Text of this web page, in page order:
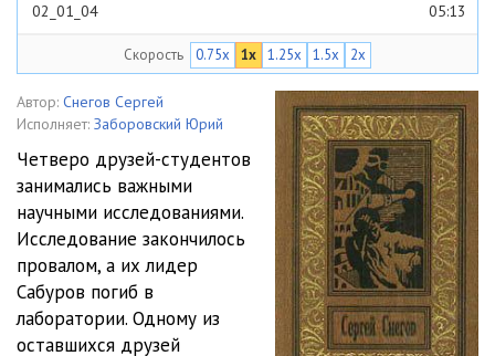
02_01_04 05:13
02_01_06 05:04
01:39
02_02_01 05:28
02_02_02 05:22
02_02_03 05:29
02_02_04 05:18
Скорость 0.75x 1x 1.25x 1.5x 2x
Автор: Снегов Сергей
Исполняет: Заборовский Юрий
Четверо друзей-студентов
занимались важными
научными исследованиями.
Исследование закончилось
провалом, а их лидер
Сабуров погиб в
лаборатории. Одному из
оставшихся друзей